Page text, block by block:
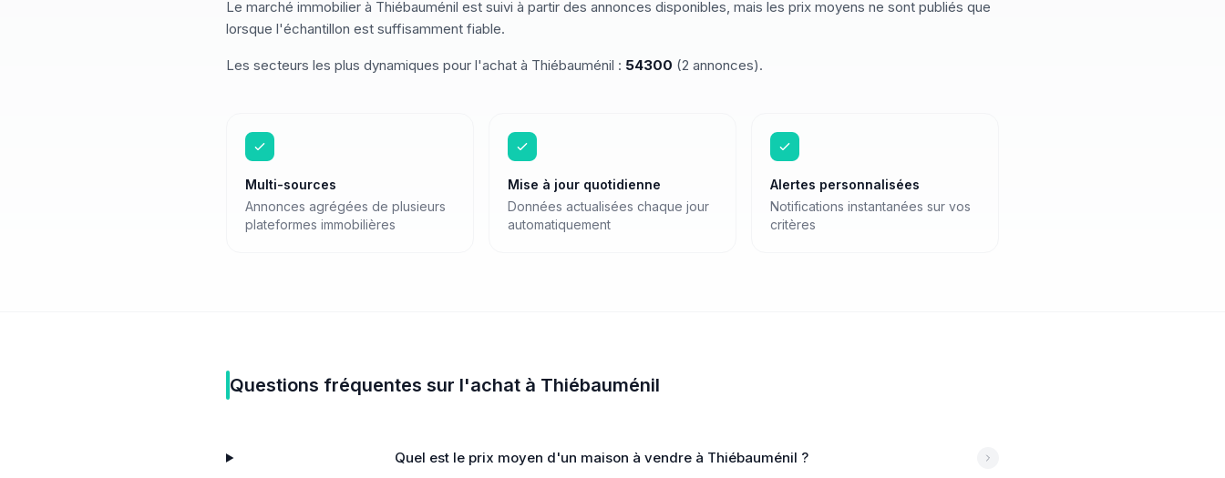
Le marché immobilier à Thiébauménil est suivi à partir des annonces disponibles, mais les prix moyens ne sont publiés que
lorsque l'échantillon est suffisamment fiable.
Les secteurs les plus dynamiques pour l'achat à Thiébauménil : 54300 (2 annonces).
Multi-sources
Annonces agrégées de plusieurs
plateformes immobilières
Mise à jour quotidienne
Données actualisées chaque jour
automatiquement
Alertes personnalisées
Notifications instantanées sur vos
critères
Questions fréquentes sur l'achat à Thiébauménil
Quel est le prix moyen d'un maison à vendre à Thiébauménil ?